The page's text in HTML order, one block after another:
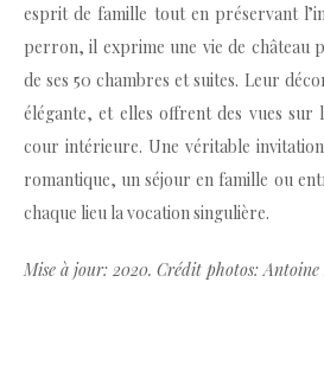
esprit de famille tout en préservant
perron, il exprime une vie de château
de ses 50 chambres et suites. Leur
élégante, et elles offrent des vues
cour intérieure. Une véritable
romantique, un séjour en famille ou
chaque lieu la vocation singulière.
Mise à jour: 2020. Crédit photos: Antoine